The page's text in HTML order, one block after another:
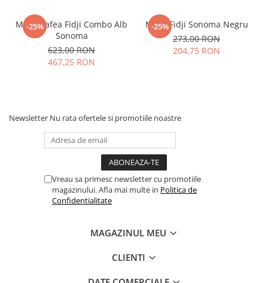
-25%
Masa Cafea Fidji Combo Alb
Sonoma
623,00 RON
467,25 RON
-25%
Masa Fidji Sonoma Negru
273,00 RON
204,75 RON
Newsletter Nu rata ofertele si promotiile noastre
Vreau sa primesc newsletter cu promotiile
magazinului. Afla mai multe in Politica de
Confidentialitate
MAGAZINUL MEU
CLIENTI